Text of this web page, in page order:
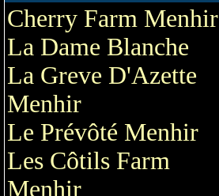
Cherry Farm Menhir
La Dame Blanche
La Greve D'Azette
Menhir
Le Prévôté Menhir
Les Côtils Farm
Menhir